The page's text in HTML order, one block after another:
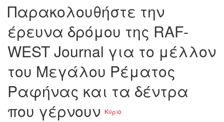
Παρακολουθήστε την
έρευνα δρόμου της RAF-
WEST Journal για το μέλλον
του Μεγάλου Ρέματος
Ραφήνας και τα δέντρα
που γέρνουν Κύριο